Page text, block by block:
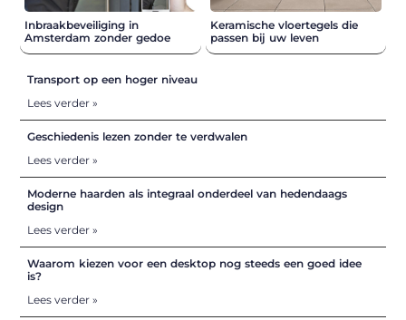
Inbraakbeveiliging in
Amsterdam zonder gedoe
Keramische vloertegels die
passen bij uw leven
Transport op een hoger niveau
Lees verder »
Geschiedenis lezen zonder te verdwalen
Lees verder »
Moderne haarden als integraal onderdeel van hedendaags
design
Lees verder »
Waarom kiezen voor een desktop nog steeds een goed idee
is?
Lees verder »